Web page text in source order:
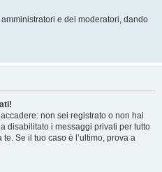
e dei moderatori, dando
non sei registrato o non hai
disabilitato i messaggi privati per tutto
Se il tuo caso è l’ultimo, prova a